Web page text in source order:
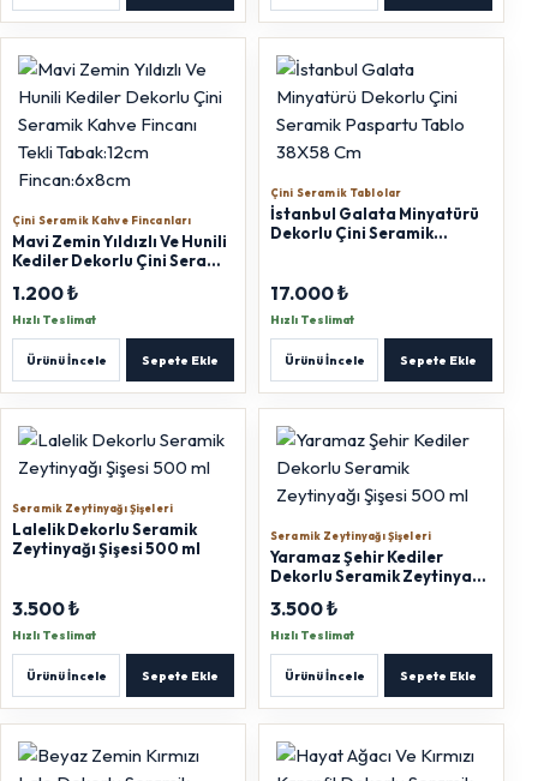
Çini Seramik Kahve Fincanları
Mavi Zemin Yıldızlı Ve Hunili
Kediler Dekorlu Çini Seramik
Tabak:12cm Fincan:6x8cm
1.200 ₺
Hızlı Teslimat
Ürünü İncele Sepete Ekle
Çini Seramik Tablolar
İstanbul Galata Minyatürü
Dekorlu Çini Seramik
17.000 ₺
Hızlı Teslimat
Ürünü İncele Sepete Ekle
Seramik Zeytinyağı Şişeleri
Lalelik Dekorlu Seramik
Zeytinyağı Şişesi 500 ml
3.500 ₺
Hızlı Teslimat
Ürünü İncele Sepete Ekle
Seramik Zeytinyağı Şişeleri
Yaramaz Şehir Kediler
Dekorlu Seramik Zeytinyağı
3.500 ₺
Hızlı Teslimat
Ürünü İncele Sepete Ekle